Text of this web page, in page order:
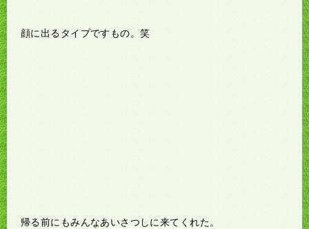
顔に出るタイプですもの。笑
帰る前にもみんなあいさつしに来てくれた。